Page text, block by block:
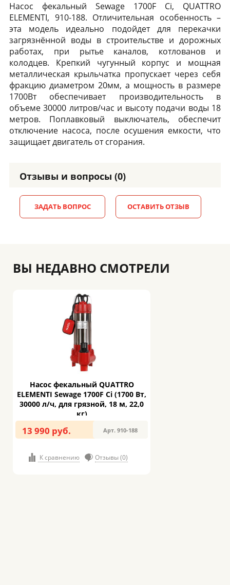
Насос фекальный Sewage 1700F Ci, QUATTRO
ELEMENTI, 910-188. Отличительная особенность –
эта модель идеально подойдет для перекачки
загрязнённой воды в строительстве и дорожных
работах, при рытье каналов, котлованов и
колодцев. Крепкий чугунный корпус и мощная
металлическая крыльчатка пропускает через себя
фракцию диаметром 20мм, а мощность в размере
1700Вт обеспечивает производительность в
объеме 30000 литров/час и высоту подачи воды 18
метров. Поплавковый выключатель, обеспечит
отключение насоса, после осушения емкости, что
защищает двигатель от сгорания.
Отзывы и вопросы (0)
ЗАДАТЬ ВОПРОС ОСТАВИТЬ ОТЗЫВ
ВЫ НЕДАВНО СМОТРЕЛИ
Насос фекальный QUATTRO
ELEMENTI Sewage 1700F Ci (1700 Вт,
30000 л/ч, для грязной, 18 м, 22,0
кг)
13 990 руб. Арт. 910-188
К сравнению Отзывы (0)